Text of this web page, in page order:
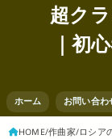
超ク
｜初
ホーム お問い合わ
HOME 作曲家 ロシア